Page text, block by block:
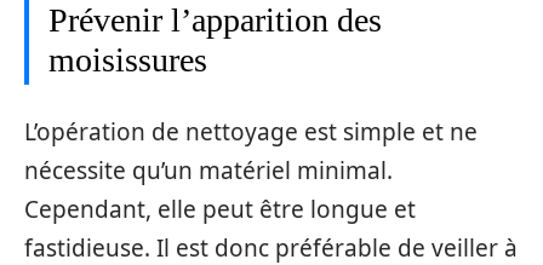
Prévenir l’apparition des
moisissures
L’opération de nettoyage est simple et ne
nécessite qu’un matériel minimal.
Cependant, elle peut être longue et
fastidieuse. Il est donc préférable de veiller à